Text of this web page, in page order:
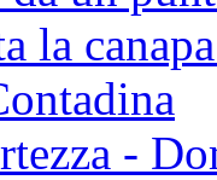
la
-